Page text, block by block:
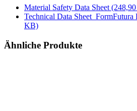
Material Safety Data Sheet
Technical Data Sheet_FormFutura
KB)
Ähnliche Produkte